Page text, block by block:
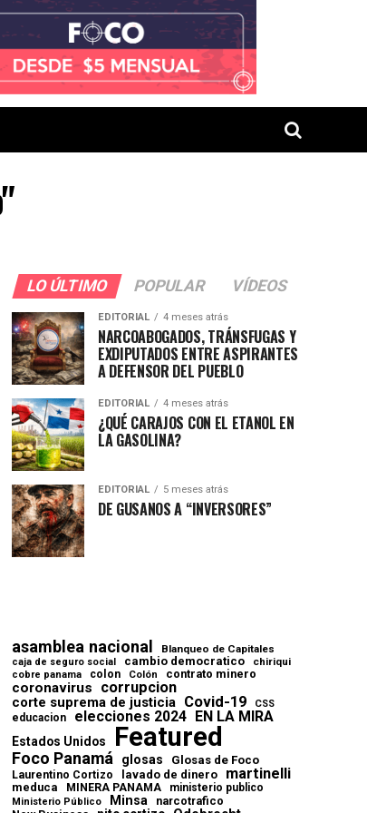
LO ÚLTIMO POPULAR VÍDEOS
EDITORIAL 4 meses atrás
NARCOABOGADOS, TRÁNSFUGAS Y
EXDIPUTADOS ENTRE ASPIRANTES
A DEFENSOR DEL PUEBLO
EDITORIAL 4 meses atrás
¿QUÉ CARAJOS CON EL ETANOL EN
LA GASOLINA?
EDITORIAL 5 meses atrás
DE GUSANOS A “INVERSORES”
asamblea nacional Blanqueo de Capitales
caja de seguro social cambio democratico chiriqui
cobre panama colon Colón contrato minero
coronavirus corrupcion
corte suprema de justicia Covid-19 CSS
educacion elecciones 2024 EN LA MIRA
Estados Unidos Featured
Foco Panamá glosas Glosas de Foco
Laurentino Cortizo lavado de dinero martinelli
meduca MINERA PANAMA ministerio publico
Ministerio Público Minsa
narcotrafico